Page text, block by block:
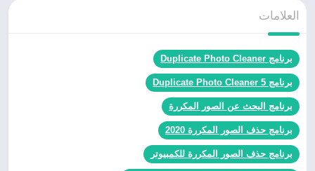
العلامات
برنامج Duplicate Photo Cleaner
برنامج Duplicate Photo Cleaner 5
برنامج البحث عن الصور المكررة
برنامج حذف الصور المكررة 2020
برنامج حذف الصور المكررة للكمبيوتر